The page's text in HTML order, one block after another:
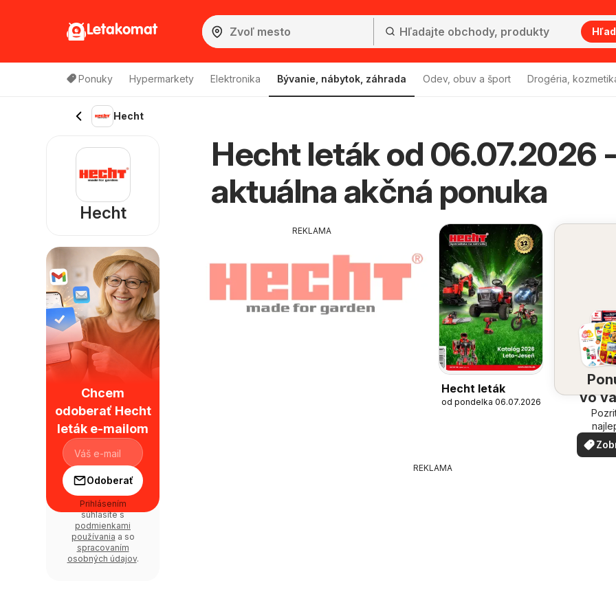
Letakomat
Ponuky Hypermarkety Elektronika Bývanie, nábytok, záhrada Odev, obuv a šport Drogéria,
Hecht
Hecht leták od 06.07.2026 -
aktuálna akčná ponuka
REKLAMA
Hecht leták
od pondelka 06.07.2026
vo
REKLAMA
Hecht
Chcem
odoberať Hecht
leták e-mailom
Odoberať
Prihlásením
súhlasíte s
podmienkami
používania a so
spracovaním
osobných údajov.